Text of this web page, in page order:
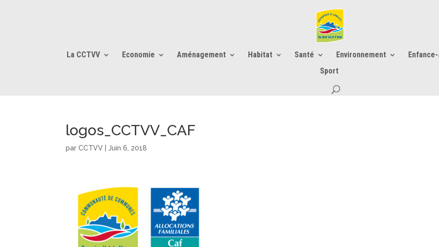
La CCTVV Economie Aménagement Habitat Santé Environnement
Sport
logos_CCTVV_CAF
parCCTVV |Juin 6, 2018